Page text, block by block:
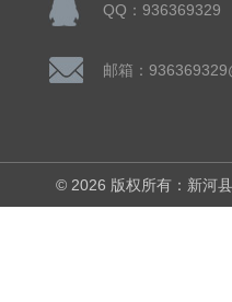
QQ：936369329
邮箱：
© 2026 版权所有：新河